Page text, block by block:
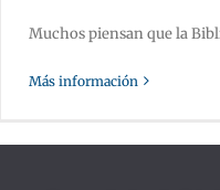
Muchos piensan que la
Más información